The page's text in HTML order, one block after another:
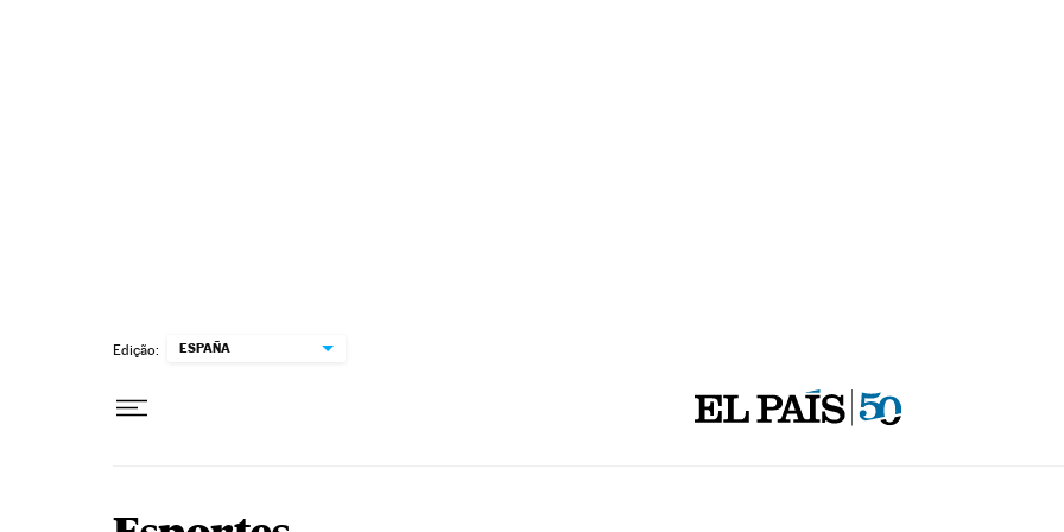
Edição: ESPAÑA